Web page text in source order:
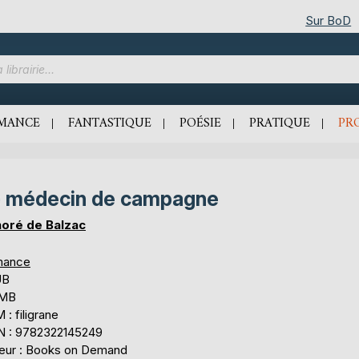
Sur BoD
FANTASTIQUE POÉSIE PRATIQUE
médecin de campagne
de Balzac
: filigrane
: 9782322145249
: Books on Demand